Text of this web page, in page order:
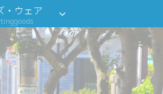
・ウェア